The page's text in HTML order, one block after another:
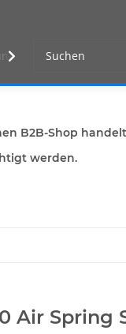
Log-in
B2B-Shop
werden.
Air